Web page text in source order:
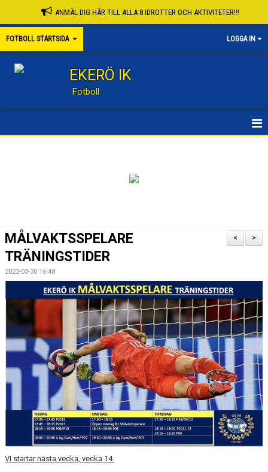
ANMÄL DIG HÄR TILL ALLA 8 IDROTTER OCH AKTIVITETER!!!
FOTBOLL STARTSIDA LOGGA IN
EKERÖ IK
Fotboll
KNATTESKOLA FB
FOTBOLLSSKOLA, CAMPER
LEDARE
FORTBILDNING - STFF
>
<
MÅLVAKTSSPELARE
TRÄNINGSTIDER
2022-03-30 16:48
VI startar nästa vecka, vecka 14.